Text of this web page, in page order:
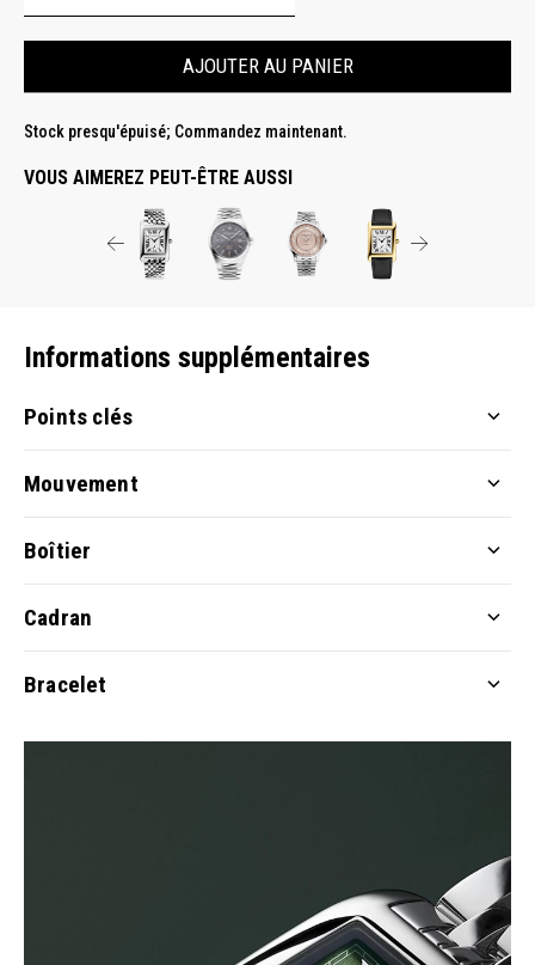
AJOUTER AU PANIER
Stock presqu'épuisé; Commandez maintenant.
VOUS AIMEREZ PEUT-ÊTRE AUSSI
Informations supplémentaires
Points clés
Mouvement
Boîtier
Cadran
Bracelet